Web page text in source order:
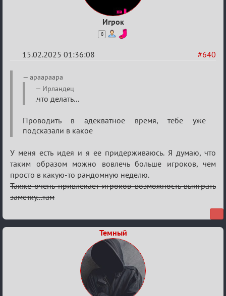
Игрок
8
#640
15.02.2025 01:36:08
Re:
Кровавая
жатва
apaapaapa
Ирландец
.что делать...
Проводить в адекватное время, тебе уже
подсказали в какое
У меня есть идея и я ее придерживаюсь. Я думаю, что
таким образом можно вовлечь больше игроков, чем
просто в какую-то рандомную неделю.
Также очень привлекает игроков возможность выиграть
заметку...там
Темный